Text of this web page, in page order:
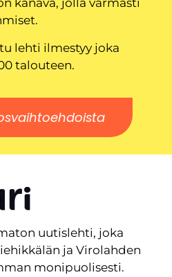
kanava, jolla varmasti
lehti ilmestyy joka
talouteen.
uutislehti, joka
ja Virolahden
monipuolisesti.